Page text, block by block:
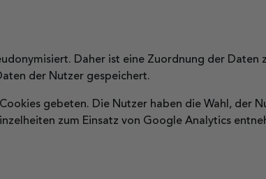
Daher ist eine Zuordnung der
der Nutzer gespeichert.
gebeten. Die Nutzer haben die Wahl, der
zum Einsatz von Google Analytics